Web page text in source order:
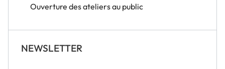
Ouverture des ateliers au public
NEWSLETTER